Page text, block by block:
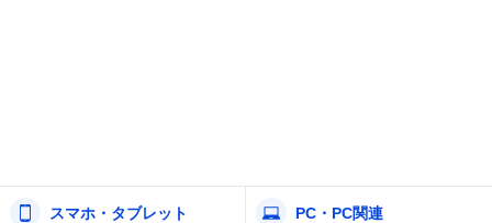
スマホ・タブレット PC・PC関連